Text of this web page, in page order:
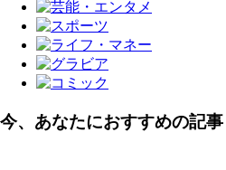
今、あなたにおすすめの記事